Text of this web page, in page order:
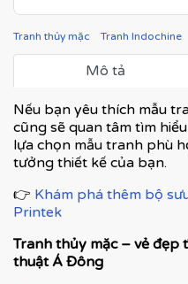
Tranh thủy mặc Tranh Indochine
Mô tả
Nếu bạn yêu thích mẫu
cũng sẽ quan tâm tìm
lựa chọn mẫu tranh phù
tưởng thiết kế của bạn.
👉 Khám phá thêm bộ
Printek
Tranh thủy mặc – vẻ đẹp
thuật Á Đông